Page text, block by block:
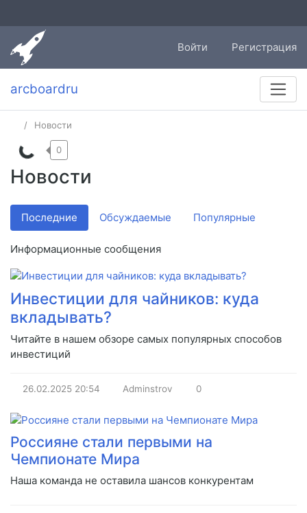
Войти Регистрация
arcboardru
Новости
Новости
0
Последние Обсуждаемые Популярные
Информационные сообщения
Инвестиции для чайников: куда
вкладывать?
Читайте в нашем обзоре самых популярных способов
инвестиций
26.02.2025 20:54 Adminstrov 0
Россияне стали первыми на
Чемпионате Мира
Наша команда не оставила шансов конкурентам